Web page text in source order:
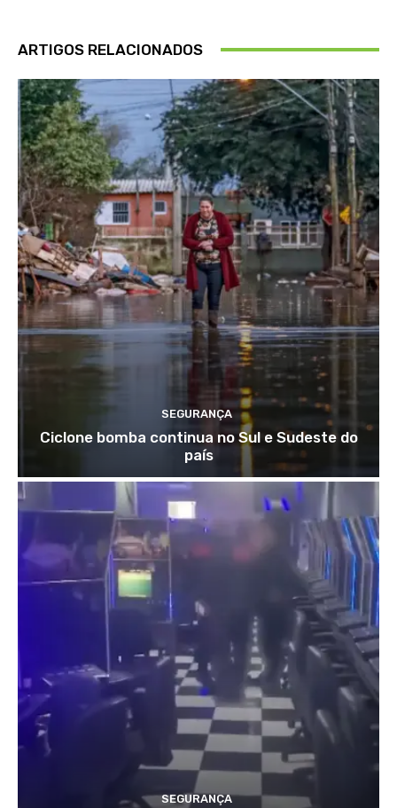
ARTIGOS RELACIONADOS
SEGURANÇA
Ciclone bomba continua no Sul e Sudeste do
país
SEGURANÇA